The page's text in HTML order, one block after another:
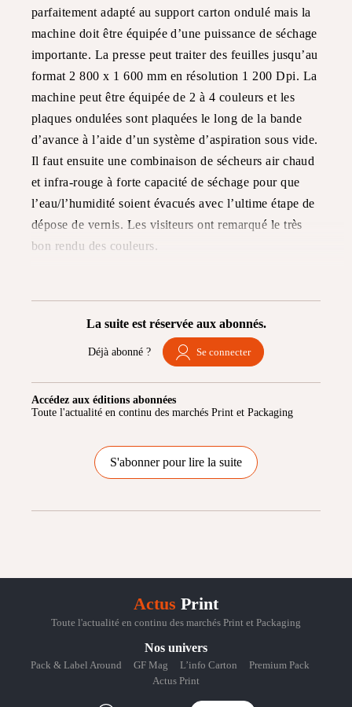
parfaitement adapté au support carton ondulé mais la
machine doit être équipée d’une puissance de séchage
importante. La presse peut traiter des feuilles jusqu’au
format 2 800 x 1 600 mm en résolution 1 200 Dpi. La
machine peut être équipée de 2 à 4 couleurs et les
plaques ondulées sont plaquées le long de la bande
d’avance à l’aide d’un système d’aspiration sous vide.
Il faut ensuite une combinaison de sécheurs air chaud
et infra-rouge à forte capacité de séchage pour que
l’eau/l’humidité soient évacués avec l’ultime étape de
dépose de vernis. Les visiteurs ont remarqué le très
bon rendu des couleurs.
La suite est réservée aux abonnés.
Déjà abonné ? Se connecter
Accédez aux éditions abonnées
Toute l'actualité en continu des marchés Print et Packaging
S'abonner pour lire la suite
Actus Print
Toute l'actualité en continu des marchés Print et Packaging
Nos univers
Pack & Label Around GF Mag L’info Carton
Premium Pack
Actus Print